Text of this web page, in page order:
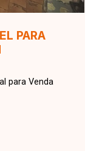
PARA
para Venda